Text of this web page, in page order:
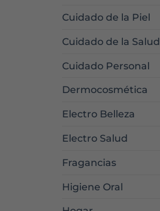
Cuidado de la Piel
Cuidado de la Salud
Cuidado Personal
Dermocosmética
Electro Belleza
Electro Salud
Fragancias
Higiene Oral